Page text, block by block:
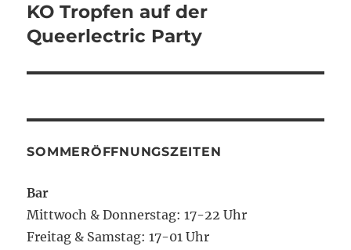
Nächster
Beitrag:
KO Tropfen auf der
Queerlectric Party
SOMMERÖFFNUNGSZEITEN
Bar
Mittwoch & Donnerstag: 17-22 Uhr
Freitag & Samstag: 17-01 Uhr